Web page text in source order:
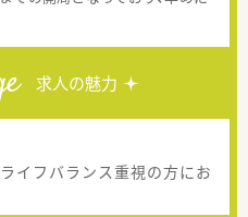
求人の魅力
イフバランス重視の方にお